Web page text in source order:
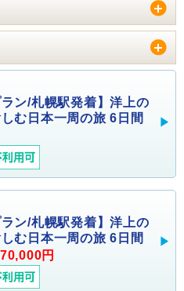
ラン/札幌駅発着】洋上の
む日本一周の旅 6日間
ラン/札幌駅発着】洋上の
む日本一周の旅 6日間
円